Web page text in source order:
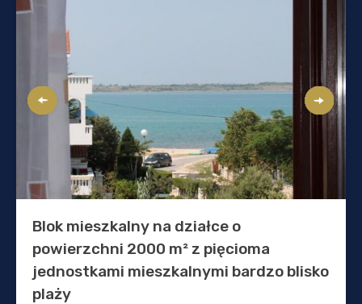
Blok mieszkalny na działce o
powierzchni 2000 m² z pięcioma
jednostkami mieszkalnymi bardzo blisko
plaży